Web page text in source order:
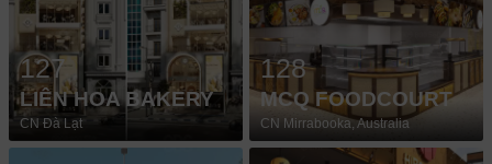
127
LIÊN HOA BAKERY
CN Đà Lạt
128
MCQ FOODCOURT
CN Mirrabooka, Australia